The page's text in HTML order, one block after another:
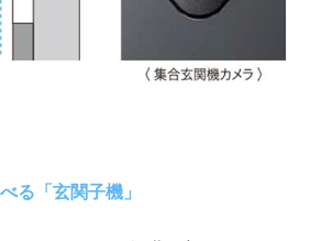
る「玄関子機」